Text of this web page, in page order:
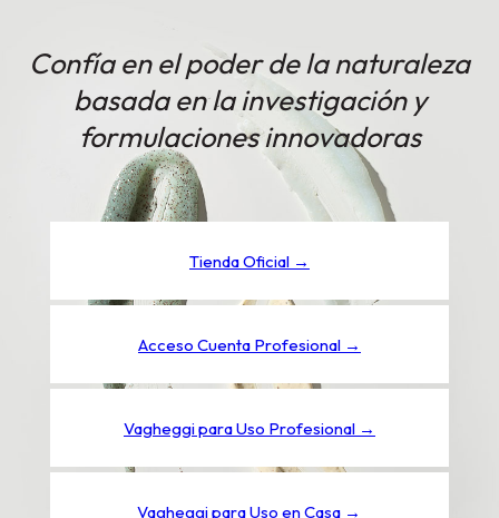
Confía en el poder de la naturaleza
basada en la investigación y
formulaciones innovadoras
Tienda Oficial →
Acceso Cuenta Profesional →
Vagheggi para Uso Profesional →
Vagheggi para Uso en Casa →